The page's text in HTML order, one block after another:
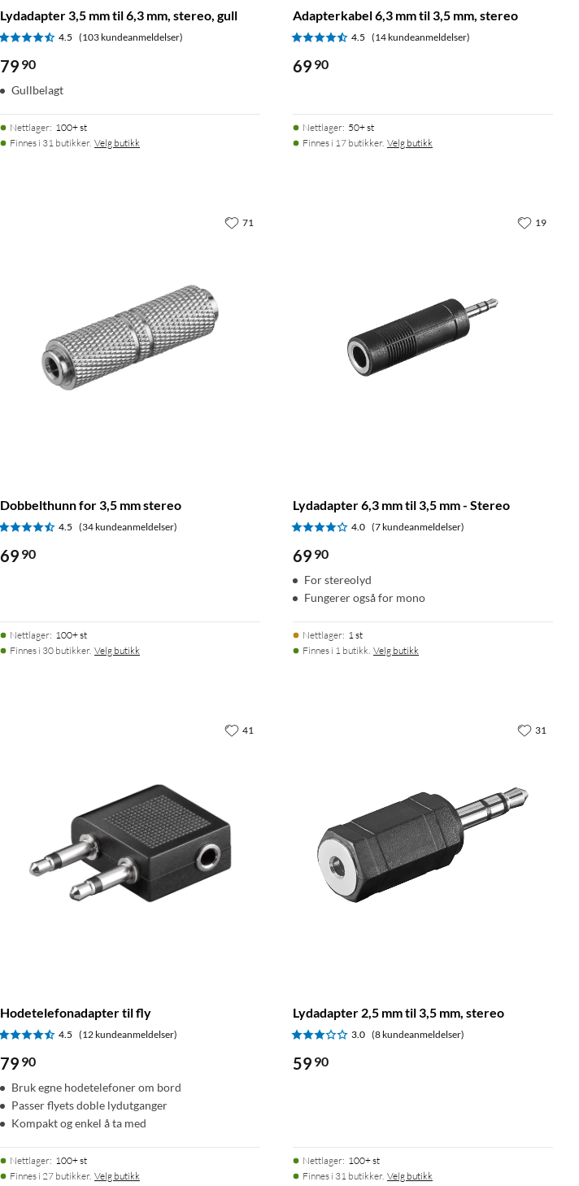
Lydadapter 3,5 mm til 6,3 mm, stereo, gull
4.5 (103 kundeanmeldelser)
79 90
Gullbelagt
Nettlager: 100+ st
Finnes i 31 butikker. Velg butikk
Adapterkabel 6,3 mm til 3,5 mm, stereo
4.5 (14 kundeanmeldelser)
69 90
Nettlager: 50+ st
Finnes i 17 butikker. Velg butikk
Dobbelthunn for 3,5 mm stereo
4.5 (34 kundeanmeldelser)
69 90
Nettlager: 100+ st
Finnes i 30 butikker. Velg butikk
71
Lydadapter 6,3 mm til 3,5 mm - Stereo
4.0 (7 kundeanmeldelser)
69 90
For stereolyd
Fungerer også for mono
Nettlager: 1 st
Finnes i 1 butikk. Velg butikk
19
Hodetelefonadapter til fly
4.5 (12 kundeanmeldelser)
79 90
Bruk egne hodetelefoner om bord
Passer flyets doble lydutganger
Kompakt og enkel å ta med
Nettlager: 100+ st
Finnes i 27 butikker. Velg butikk
41
Lydadapter 2,5 mm til 3,5 mm, stereo
3.0 (8 kundeanmeldelser)
59 90
Nettlager: 100+ st
Finnes i 31 butikker. Velg butikk
31